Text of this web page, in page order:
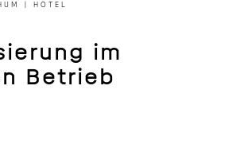
| HOTEL
im
Betrieb